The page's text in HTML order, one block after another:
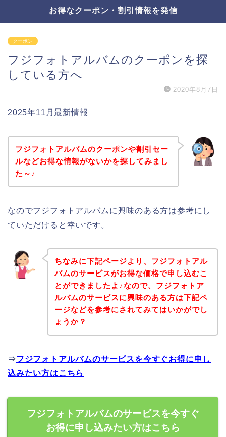
お得なクーポン・割引情報を発信
クーポン
フジフォトアルバムのクーポンを探
している方へ
2020年8月7日
2025年11月最新情報
フジフォトアルバムのクーポンや割引セー
ルなどお得な情報がないかを探してみまし
た～♪
なのでフジフォトアルバムに興味のある方は参考にし
ていただけると幸いです。
ちなみに下記ページより、フジフォトアル
バムのサービスがお得な価格で申し込むこ
とができましたよ♪なので、フジフォトア
ルバムのサービスに興味のある方は下記ペ
ージなどを参考にされてみてはいかがでし
ょうか？
⇒フジフォトアルバムのサービスを今すぐお得に申し
込みたい方はこちら
フジフォトアルバムのサービスを今すぐ
お得に申し込みたい方はこちら